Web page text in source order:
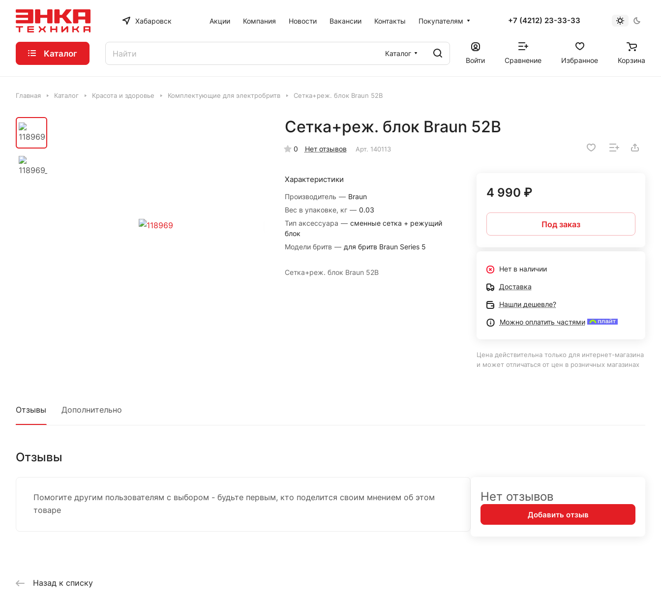
Хабаровск Акции Компания Новости Вакансии Контакты Покупателям +7 (4212) 23-33-33
Каталог
Каталог
Войти
Сравнение Избранное Корзина
Главная Каталог Красота и здоровье Комплектующие для электробритв Сетка+реж. блок Braun 52B
Сетка+реж. блок Braun 52B
0 Нет отзывов Арт. 140113
Характеристики
Производитель — Braun
Вес в упаковке, кг — 0.03
Тип аксессуара — сменные сетка + режущий
блок
Модели бритв — для бритв Braun Series 5
Сетка+реж. блок Braun 52B
4 990 ₽
Под заказ
Нет в наличии
Доставка
Нашли дешевле?
Можно оплатить частями
Цена действительна только для интернет-магазина
и может отличаться от цен в розничных магазинах
Отзывы Дополнительно
Отзывы
Помогите другим пользователям с выбором - будьте первым, кто поделится своим мнением об этом
товаре
Нет отзывов
Добавить отзыв
Назад к списку